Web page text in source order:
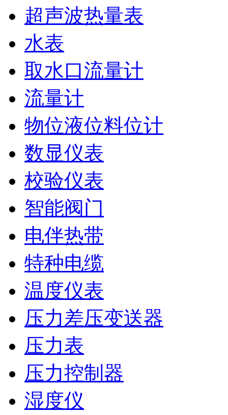
超声波热量表
水表
取水口流量计
流量计
物位液位料位计
数显仪表
校验仪表
智能阀门
电伴热带
特种电缆
温度仪表
压力差压变送器
压力表
压力控制器
湿度仪